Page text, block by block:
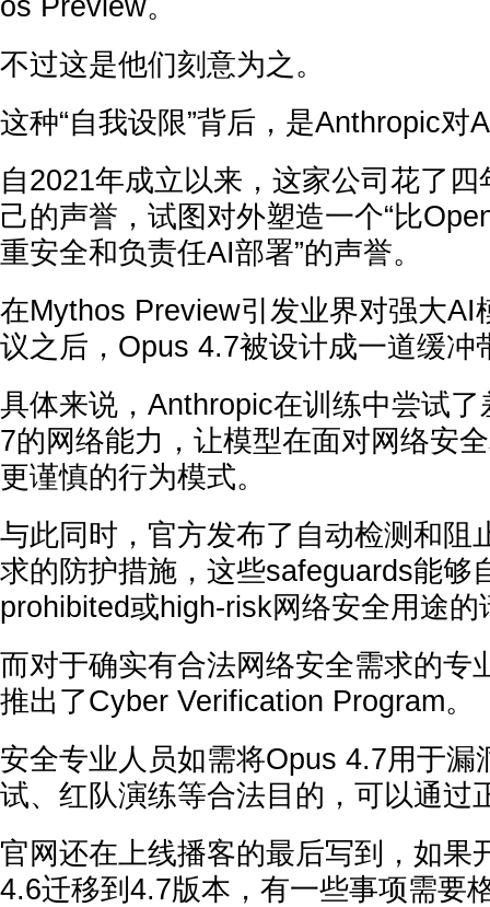
os Preview。
不过这是他们刻意为之。
这种“自我设限”背后，是Anthropic对
自2021年成立以来，这家公司花了
己的声誉，试图对外塑造一个“比
重安全和负责任AI部署”的声誉。
在Mythos Preview引发业界对强大AI
议之后，Opus 4.7被设计成一道缓冲
具体来说，Anthropic在训练中尝试
7的网络能力，让模型在面对网络安
更谨慎的行为模式。
与此同时，官方发布了自动检测和阻
求的防护措施，这些safeguards能够
prohibited或high-risk网络安全用途的
而对于确实有合法网络安全需求的专
推出了Cyber Verification Program。
安全专业人员如需将Opus 4.7用于漏
试、红队演练等合法目的，可以通过
官网还在上线播客的最后写到，如果
4.6迁移到4.7版本，有一些事项需要